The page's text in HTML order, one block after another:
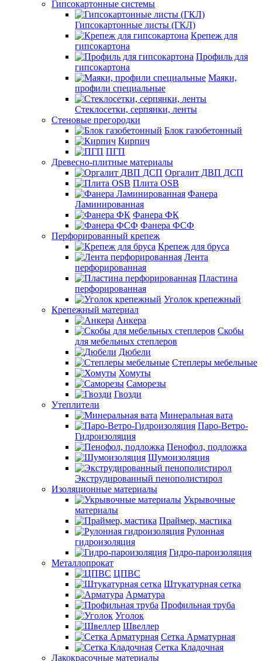
Гипсокартонные системы
Гипсокартонные листы (ГКЛ)
Крепеж для
гипсокартона
Профиль для
гипсокартона
Маяки,
профили специальные
Стеклосетки, серпянки, ленты
Стеновые прегородки
Блок газобетонный
Кирпич
ПГП
Древесно-плитные материалы
Оргалит ДВП ДСП
Плита OSB
Фанера
Ламинированная
Фанера ФК
Фанера ФСФ
Перфорированный крепеж
Крепеж для бруса
Лента
перфорированная
Пластина
перфорированная
Уголок крепежный
Крепежный материал
Анкера
Скобы
для мебельных степлеров
Дюбели
Степлеры мебельные
Хомуты
Саморезы
Гвозди
Утеплители
Минеральная вата
Паро-Ветро-
Гидроизоляция
Пенофол, подложка
Шумоизоляция
Экструдированный пенополистирол
Изоляционные материалы
Укрывочные
материалы
Праймер, мастика
Рулонная
гидроизоляция
Гидро-пароизоляция
Металлопрокат
ЦПВС
Штукатурная сетка
Арматура
Профильная труба
Уголок
Швеллер
Сетка Арматурная
Сетка Кладочная
Лакокрасочные материалы